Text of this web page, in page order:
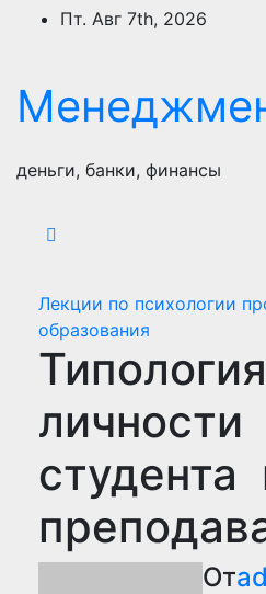
ПерейтиПт. Авг 7th, 2026
деньги, банки, финансы
Лекции по психологии
образования
Типология
личности
студента
От